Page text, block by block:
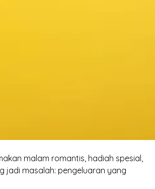
malam romantis, hadiah spesial,
jadi masalah: pengeluaran yang